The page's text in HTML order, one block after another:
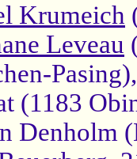
Krumeich
Leveau
Pasing),
(1183
Denholm